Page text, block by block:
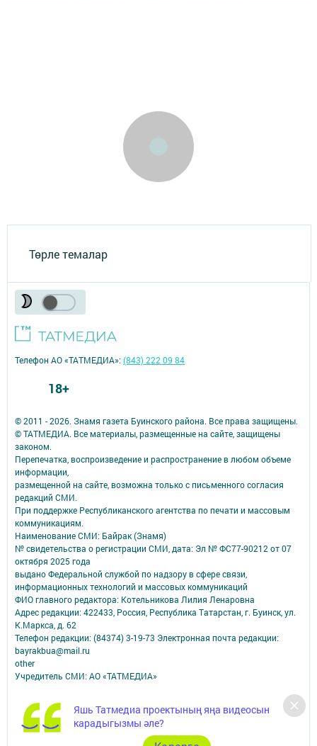
Төрле темалар
Яшь Татмедиа проектының яңа видеосын
карадыгызмы әле?
© 2011 - 2026. Знамя газета Буинского района. Все права защищены.
© ТАТМЕДИА. Все материалы, размещенные на сайте, защищены
законом.
Перепечатка, воспроизведение и распространение в любом объеме
информации,
размещенной на сайте, возможна только с письменного согласия
редакций СМИ.
При поддержке Республиканского агентства по печати и массовым
коммуникациям.
Наименование СМИ: Байрак (Знамя)
№ свидетельства о регистрации СМИ, дата: Эл № ФС77-90212 от 07
октября 2025 года
выдано Федеральной службой по надзору в сфере связи,
информационных технологий и массовых коммуникаций
ФИО главного редактора: Котельникова Лилия Ленаровна
Адрес редакции: 422433, Россия, Республика Татарстан, г. Буинск, ул.
К.Маркса, д. 62
Телефон редакции: (84374) 3-19-73 Электронная почта редакции:
bayrakbua@mail.ru
other
Учредитель СМИ: АО «ТАТМЕДИА»
Антикоррупционная политика
АО «ТАТМЕДИА» использует «cookie»для персонализации сервисов и
удобства пользователей сайтом.
Использование «cookie» можно отменить в настройках браузера.
Телефон АО «ТАТМЕДИА»:(843) 222 09 84
18+